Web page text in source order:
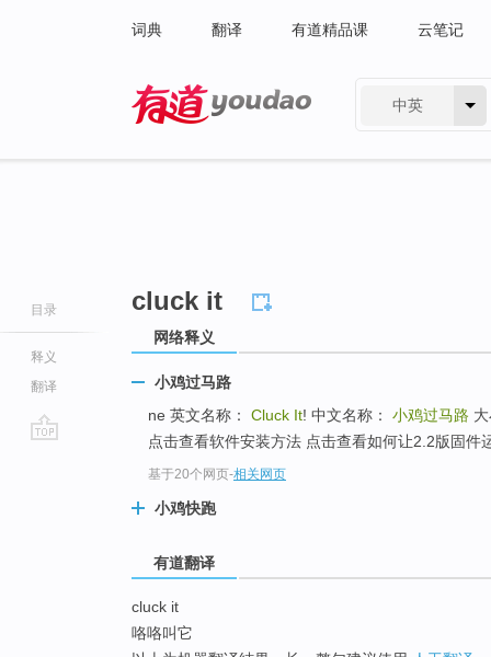
词典 翻译 有道精品课 云笔记
中英
目录
释义
翻译
cluck it
网络释义
小鸡过马路
ne 英文名称： Cluck It! 中文名称： 小鸡过马路
点击查看软件安装方法 点击查看如何让2.2版固件
基于20个网页-相关网页
小鸡快跑
有道翻译
cluck it
咯咯叫它